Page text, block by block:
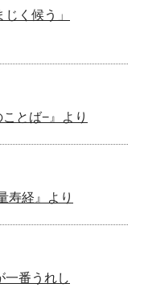
く候う」
とば−』より
寿経』より
一番うれし